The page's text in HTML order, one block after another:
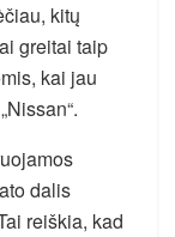
kitų
greitai taip
kai jau
dalis
reiškia, kad